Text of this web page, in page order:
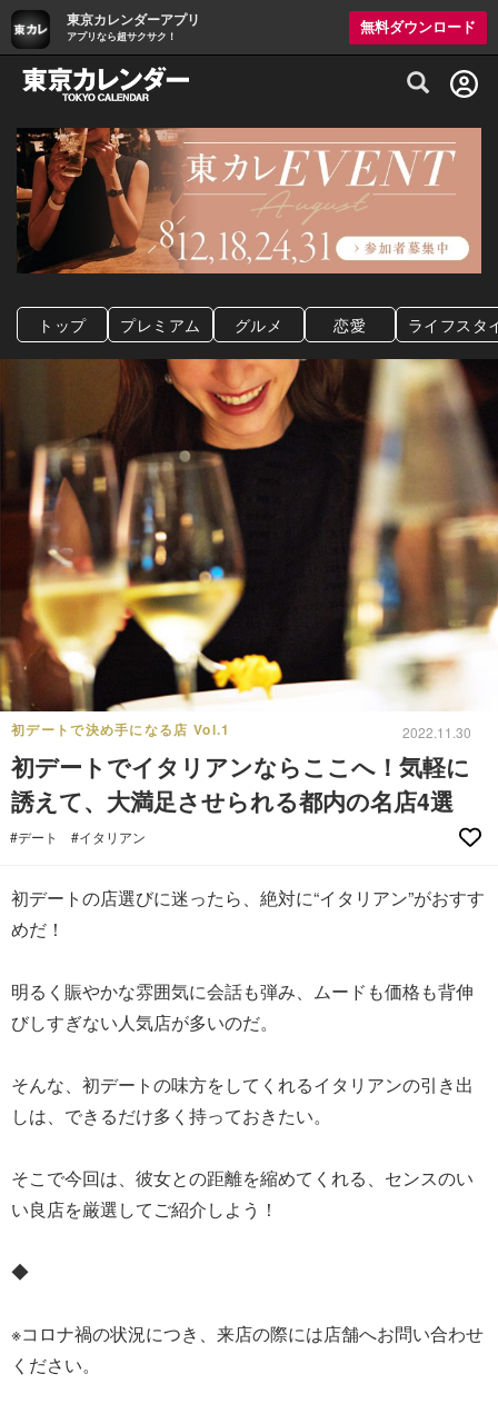
東京カレンダーアプリ
アプリなら超サクサク！
無料ダウンロード
グルメ情報・プレミアムレストラン予約
トップ プレミアム グルメ 恋愛 ライフスタ
初デートで決め手になる店 Vol.1 2022.11.30
初デートでイタリアンならここへ！気軽に
誘えて、大満足させられる都内の名店4選
#デート #イタリアン
初デートの店選びに迷ったら、絶対に“イタリアン”がおすす
めだ！
明るく賑やかな雰囲気に会話も弾み、ムードも価格も背伸
びしすぎない人気店が多いのだ。
そんな、初デートの味方をしてくれるイタリアンの引き出
しは、できるだけ多く持っておきたい。
そこで今回は、彼女との距離を縮めてくれる、センスのい
い良店を厳選してご紹介しよう！
◆
※コロナ禍の状況につき、来店の際には店舗へお問い合わせ
ください。